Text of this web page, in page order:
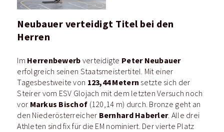
Neubauer verteidigt Titel bei den
Herren
Im Herrenbewerb verteidigte Peter Neubauer
erfolgreich seinen Staatsmeistertitel. Mit einer
Tagesbestweite von 123,44 Metern setzte sich der
Steirer vom ESV Glojach mit dem letzten Versuch noch
vor Markus Bischof (120,14 m) durch. Bronze geht an
den Niederösterreicher Bernhard Haberler. Alle drei
Athleten sind fix für die EM nominiert. Der vierte Platz